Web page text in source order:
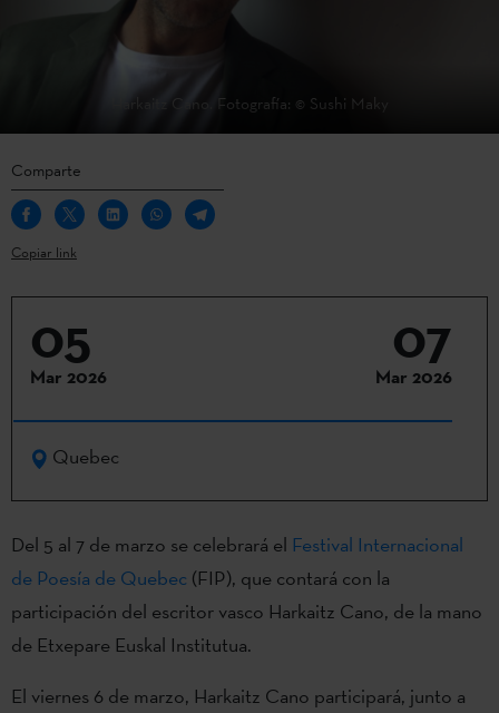
Harkaitz Cano. Fotografía: © Sushi Maky
Comparte
Copiar link
05
Mar 2026
07
Mar 2026
Quebec
Del 5 al 7 de marzo se celebrará el Festival Internacional
de Poesía de Quebec (FIP), que contará con la
participación del escritor vasco Harkaitz Cano, de la mano
de Etxepare Euskal Institutua.
El viernes 6 de marzo, Harkaitz Cano participará, junto a